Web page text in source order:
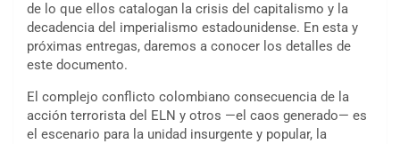
de lo que ellos catalogan la crisis del capitalismo y la
decadencia del imperialismo estadounidense. En esta y
próximas entregas, daremos a conocer los detalles de
este documento.
El complejo conflicto colombiano consecuencia de la
acción terrorista del ELN y otros —el caos generado— es
el escenario para la unidad insurgente y popular, la